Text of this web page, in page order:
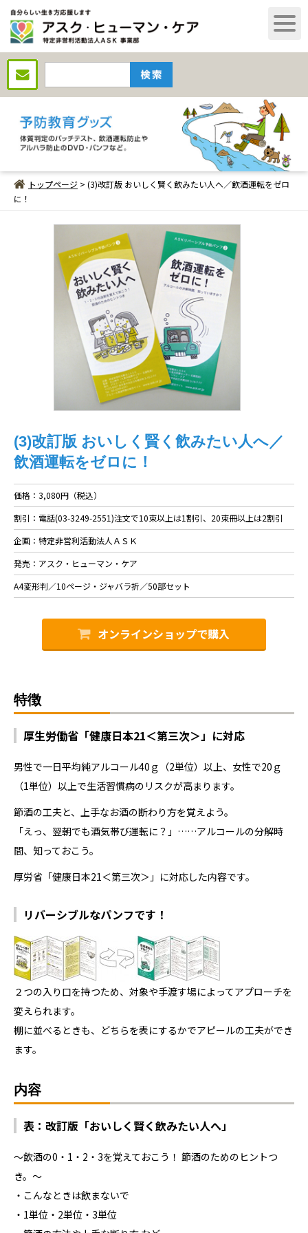
トップページ > (3)改訂版 おいしく賢く飲みたい人へ／飲酒運転をゼロ
に！
(3)改訂版 おいしく賢く飲みたい人へ／
飲酒運転をゼロに！
価格：3,080円（税込）
割引：電話(03-3249-2551)注文で10束以上は1割引、20束冊以上は2割引
企画：特定非営利活動法人ＡＳＫ
発売：アスク・ヒューマン・ケア
A4変形判／10ページ・ジャバラ折／50部セット
オンラインショップで購入
特徴
厚生労働省「健康日本21＜第三次＞」に対応
男性で一日平均純アルコール40ｇ（2単位）以上、女性で20ｇ
（1単位）以上で生活習慣病のリスクが高まります。
節酒の工夫と、上手なお酒の断わり方を覚えよう。
「えっ、翌朝でも酒気帯び運転に？」……アルコールの分解時
間、知っておこう。
厚労省「健康日本21＜第三次＞」に対応した内容です。
リバーシブルなパンフです！
２つの入り口を持つため、対象や手渡す場によってアプローチを
変えられます。
棚に並べるときも、どちらを表にするかでアピールの工夫ができ
ます。
内容
表：改訂版「おいしく賢く飲みたい人へ」
～飲酒の0・1・2・3を覚えておこう！ 節酒のためのヒントつ
き。～
・こんなときは飲まないで
・1単位・2単位・3単位